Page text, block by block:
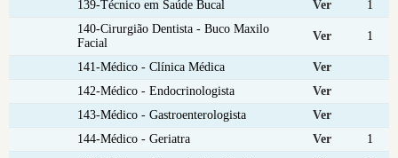
139-Técnico em Saúde Bucal
Ver
1
140-Cirurgião Dentista - Buco Maxilo
Facial
Ver 1
141-Médico - Clínica Médica
Ver
142-Médico - Endocrinologista
Ver
143-Médico - Gastroenterologista
Ver
144-Médico - Geriatra
Ver
1